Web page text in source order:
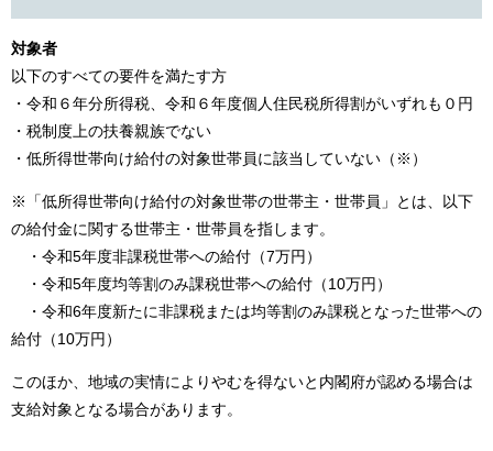
対象者
以下のすべての要件を満たす方
​・令和６年分所得税、令和６年度個人住民税所得割がいずれも０円
・税制度上の扶養親族でない
・低所得世帯向け給付の対象世帯員に該当していない（※）
※「低所得世帯向け給付の対象世帯の世帯主・世帯員」とは、以下
の給付金に関する世帯主・世帯員を指します。
・令和5年度非課税世帯への給付（7万円）
・令和5年度均等割のみ課税世帯への給付（10万円）
・令和6年度新たに非課税または均等割のみ課税となった世帯への
給付（10万円）
このほか、地域の実情によりやむを得ないと内閣府が認める場合は
支給対象となる場合があります。